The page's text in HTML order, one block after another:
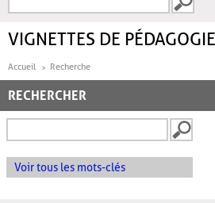
FORMULAIRE DE
VIGNETTES DE
Accueil Recherche
RECHERCHER
Voir tous les mots-clés